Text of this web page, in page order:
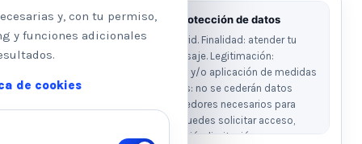
Información básica sobre protección de datos
Responsable: Psicologos Madrid. Finalidad: atender tu
solicitud y responder a tu mensaje. Legitimación:
consentimiento del interesado y/o aplicación de medidas
precontractuales. Destinatarios: no se cederán datos
salvo obligación legal o proveedores necesarios para
prestar el servicio. Derechos: puedes solicitar acceso,
rectificación, supresión, oposición, limitación y
y, con tu permiso,
y funciones adicionales
de cookies